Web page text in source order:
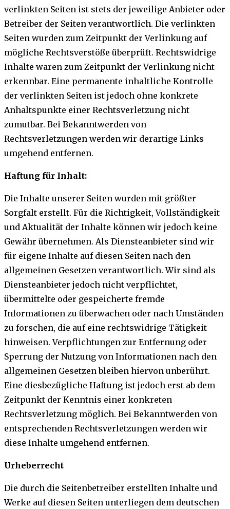
verlinkten Seiten ist stets der jeweilige Anbieter oder
Betreiber der Seiten verantwortlich. Die verlinkten
Seiten wurden zum Zeitpunkt der Verlinkung auf
mögliche Rechtsverstöße überprüft. Rechtswidrige
Inhalte waren zum Zeitpunkt der Verlinkung nicht
erkennbar. Eine permanente inhaltliche Kontrolle
der verlinkten Seiten ist jedoch ohne konkrete
Anhaltspunkte einer Rechtsverletzung nicht
zumutbar. Bei Bekanntwerden von
Rechtsverletzungen werden wir derartige Links
umgehend entfernen.
Haftung für Inhalt:
Die Inhalte unserer Seiten wurden mit größter
Sorgfalt erstellt. Für die Richtigkeit, Vollständigkeit
und Aktualität der Inhalte können wir jedoch keine
Gewähr übernehmen. Als Diensteanbieter sind wir
für eigene Inhalte auf diesen Seiten nach den
allgemeinen Gesetzen verantwortlich. Wir sind als
Diensteanbieter jedoch nicht verpflichtet,
übermittelte oder gespeicherte fremde
Informationen zu überwachen oder nach Umständen
zu forschen, die auf eine rechtswidrige Tätigkeit
hinweisen. Verpflichtungen zur Entfernung oder
Sperrung der Nutzung von Informationen nach den
allgemeinen Gesetzen bleiben hiervon unberührt.
Eine diesbezügliche Haftung ist jedoch erst ab dem
Zeitpunkt der Kenntnis einer konkreten
Rechtsverletzung möglich. Bei Bekanntwerden von
entsprechenden Rechtsverletzungen werden wir
diese Inhalte umgehend entfernen.
Urheberrecht
Die durch die Seitenbetreiber erstellten Inhalte und
Werke auf diesen Seiten unterliegen dem deutschen